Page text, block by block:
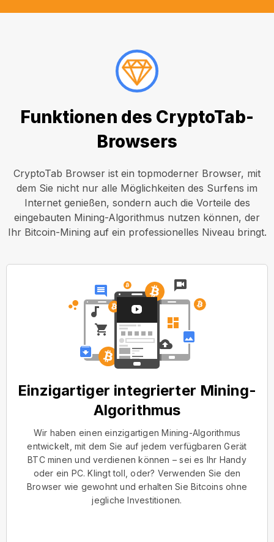
Funktionen des CryptoTab-
Browsers
CryptoTab Browser ist ein topmoderner Browser, mit
dem Sie nicht nur alle Möglichkeiten des Surfens im
Internet genießen, sondern auch die Vorteile des
eingebauten Mining-Algorithmus nutzen können, der
Ihr Bitcoin-Mining auf ein professionelles Niveau bringt.
Einzigartiger integrierter Mining-
Algorithmus
Wir haben einen einzigartigen Mining-Algorithmus
entwickelt, mit dem Sie auf jedem verfügbaren Gerät
BTC minen und verdienen können – sei es Ihr Handy
oder ein PC. Klingt toll, oder? Verwenden Sie den
Browser wie gewohnt und erhalten Sie Bitcoins ohne
jegliche Investitionen.